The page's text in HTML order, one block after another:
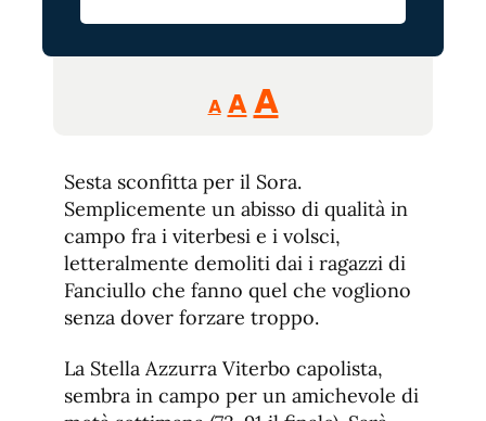
A
Reducir
tamaño
A Restablecer
de
fuente
AAumentar
de
fuente.
Sesta sconfitta per il Sora.
Semplicemente un abisso di qualità in
campo fra i viterbesi e i volsci,
letteralmente demoliti dai i ragazzi di
Fanciullo che fanno quel che vogliono
senza dover forzare troppo.
La Stella Azzurra Viterbo capolista,
sembra in campo per un amichevole di